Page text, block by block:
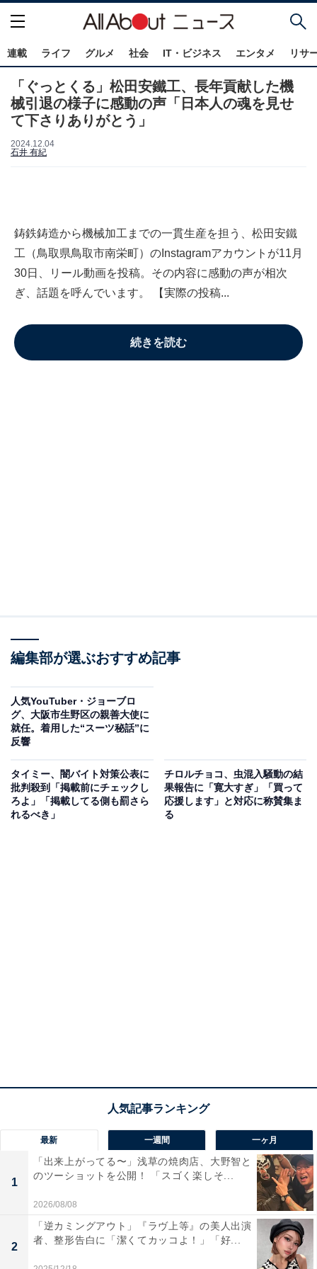
連載 ライフ グルメ 社会 IT・ビジネス エンタメ リサ
「ぐっとくる」松田安鐵工、長年貢献した機
械引退の様子に感動の声「日本人の魂を見せ
て下さりありがとう」
2024.12.04
石井 有紀
鋳鉄鋳造から機械加工までの一貫生産を担う、松田安鐵
工（鳥取県鳥取市南栄町）のInstagramアカウントが11月
30日、リール動画を投稿。その内容に感動の声が相次
ぎ、話題を呼んでいます。 【実際の投稿...
続きを読む
編集部が選ぶおすすめ記事
人気YouTuber・ジョーブロ
グ、大阪市生野区の親善大使に
就任。着用した“スーツ秘話”に
反響
タイミー、闇バイト対策公表に
批判殺到「掲載前にチェックし
ろよ」「掲載してる側も罰さら
れるべき」
チロルチョコ、虫混入騒動の結
果報告に「寛大すぎ」「買って
応援します」と対応に称賛集ま
る
最新 一週間 一ヶ月
1
「出来上がってる〜」浅草の焼肉店、大野智と
のツーショットを公開！ 「スゴく楽しそ...
2026/08/08
2
「逆カミングアウト」『ラヴ上等』の美人出演
者、整形告白に「潔くてカッコよ！」「好...